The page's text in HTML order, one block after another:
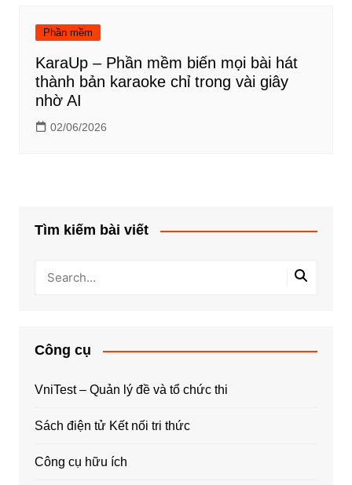
Phần mềm
KaraUp – Phần mềm biến mọi bài hát
thành bản karaoke chỉ trong vài giây
nhờ AI
02/06/2026
Tìm kiếm bài viết
Công cụ
VniTest – Quản lý đề và tổ chức thi
Sách điện tử Kết nối tri thức
Công cụ hữu ích